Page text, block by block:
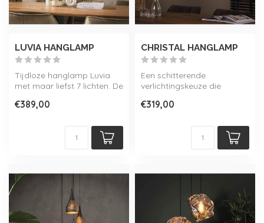
LUVIA HANGLAMP
Tijdloze hanglamp Luvia
met maar liefst 7 lichten. De
afge...
€389,00
CHRISTAL HANGLAMP
Een schitterende
verlichtingskeuze die
aan je interieur...
€319,00